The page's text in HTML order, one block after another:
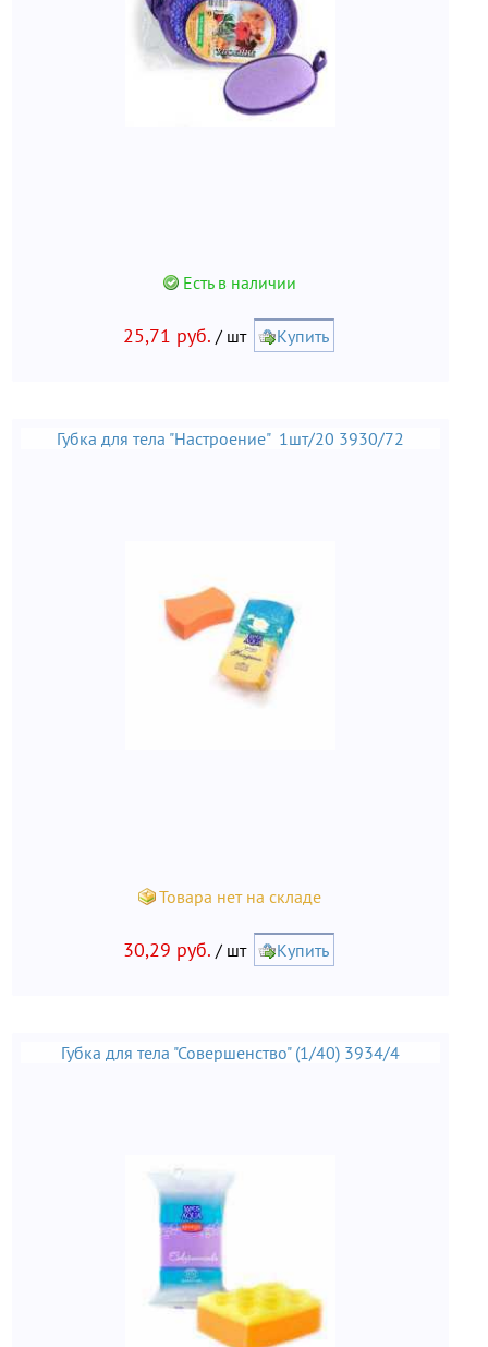
Есть в наличии
25,71 руб. / шт Купить
Губка для тела "Настроение" 1шт/20 3930/72
Товара нет на складе
30,29 руб. / шт Купить
Губка для тела "Совершенство" (1/40) 3934/4